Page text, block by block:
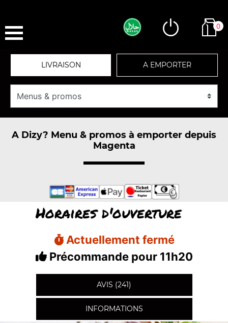
0
LIVRAISON A EMPORTER
A Dizy? Menu & promos à emporter depuis
Magenta
Horaires d'ouverture
Actuellement fermé
Précommande pour 11h20
AVIS (241)
INFORMATIONS